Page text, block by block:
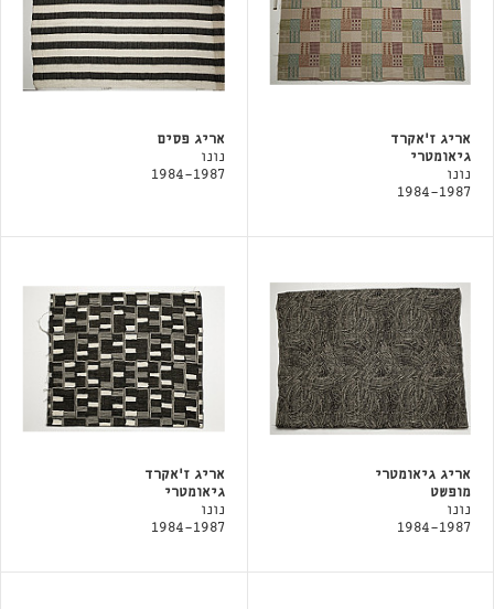
אריג ז'אקרד
גיאומטרי
נונו
1984-1987
אריג פסים
נונו
1984-1987
אריג גיאומטרי
מופשט
נונו
1984-1987
אריג ז'אקרד
גיאומטרי
נונו
1984-1987